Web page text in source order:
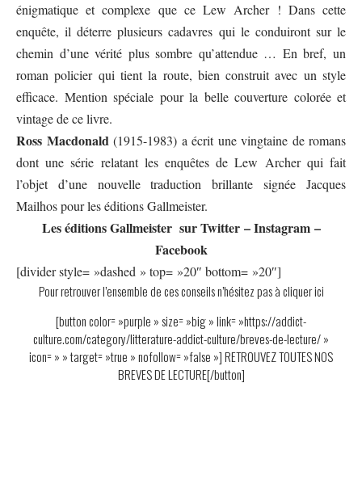
énigmatique et complexe que ce Lew Archer ! Dans cette
enquête, il déterre plusieurs cadavres qui le conduiront sur le
chemin d’une vérité plus sombre qu’attendue … En bref, un
roman policier qui tient la route, bien construit avec un style
efficace. Mention spéciale pour la belle couverture colorée et
vintage de ce livre.
Ross Macdonald(1915-1983) a écrit une vingtaine de romans
dont une série relatant les enquêtes de Lew Archer qui fait
l’objet d’une nouvelle traduction brillante signée Jacques
Mailhos pour les éditions Gallmeister.
Les éditionsGallmeister surTwitter–Instagram–
Facebook
[divider style= »dashed » top= »20″ bottom= »20″]
Pour retrouver l’ensemble de ces conseils n’hésitez pas à cliquer ici
[button color= »purple » size= »big » link= »https://addict-
culture.com/category/litterature-addict-culture/breves-de-lecture/ »
icon= » » target= »true » nofollow= »false »] RETROUVEZ TOUTES NOS
BREVES DE LECTURE[/button]